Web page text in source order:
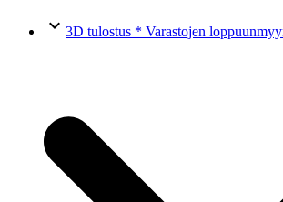
keyboard_arrow_down 3D tulostus * Varastojen